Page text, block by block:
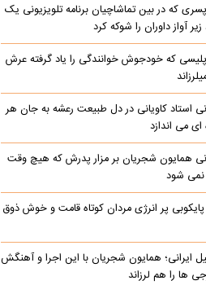
که در بین تماشاچیان برنامه تلویزیونی یک
آواز داوران را شوکه کرد
که خودجوش خوانندگی را یاد گرفته عرش
استاد کاویانی در دل طبیعت رعشه به جان هر
می اندازد
همایون شجریان بر مزار پدرش که هیچ وقت
شود
پر انرژی مردان کوتاه قامت و خوش ذوق
ایرانی؛ همایون شجریان با این اجرا و آهنگش
ها را هم لرزاند